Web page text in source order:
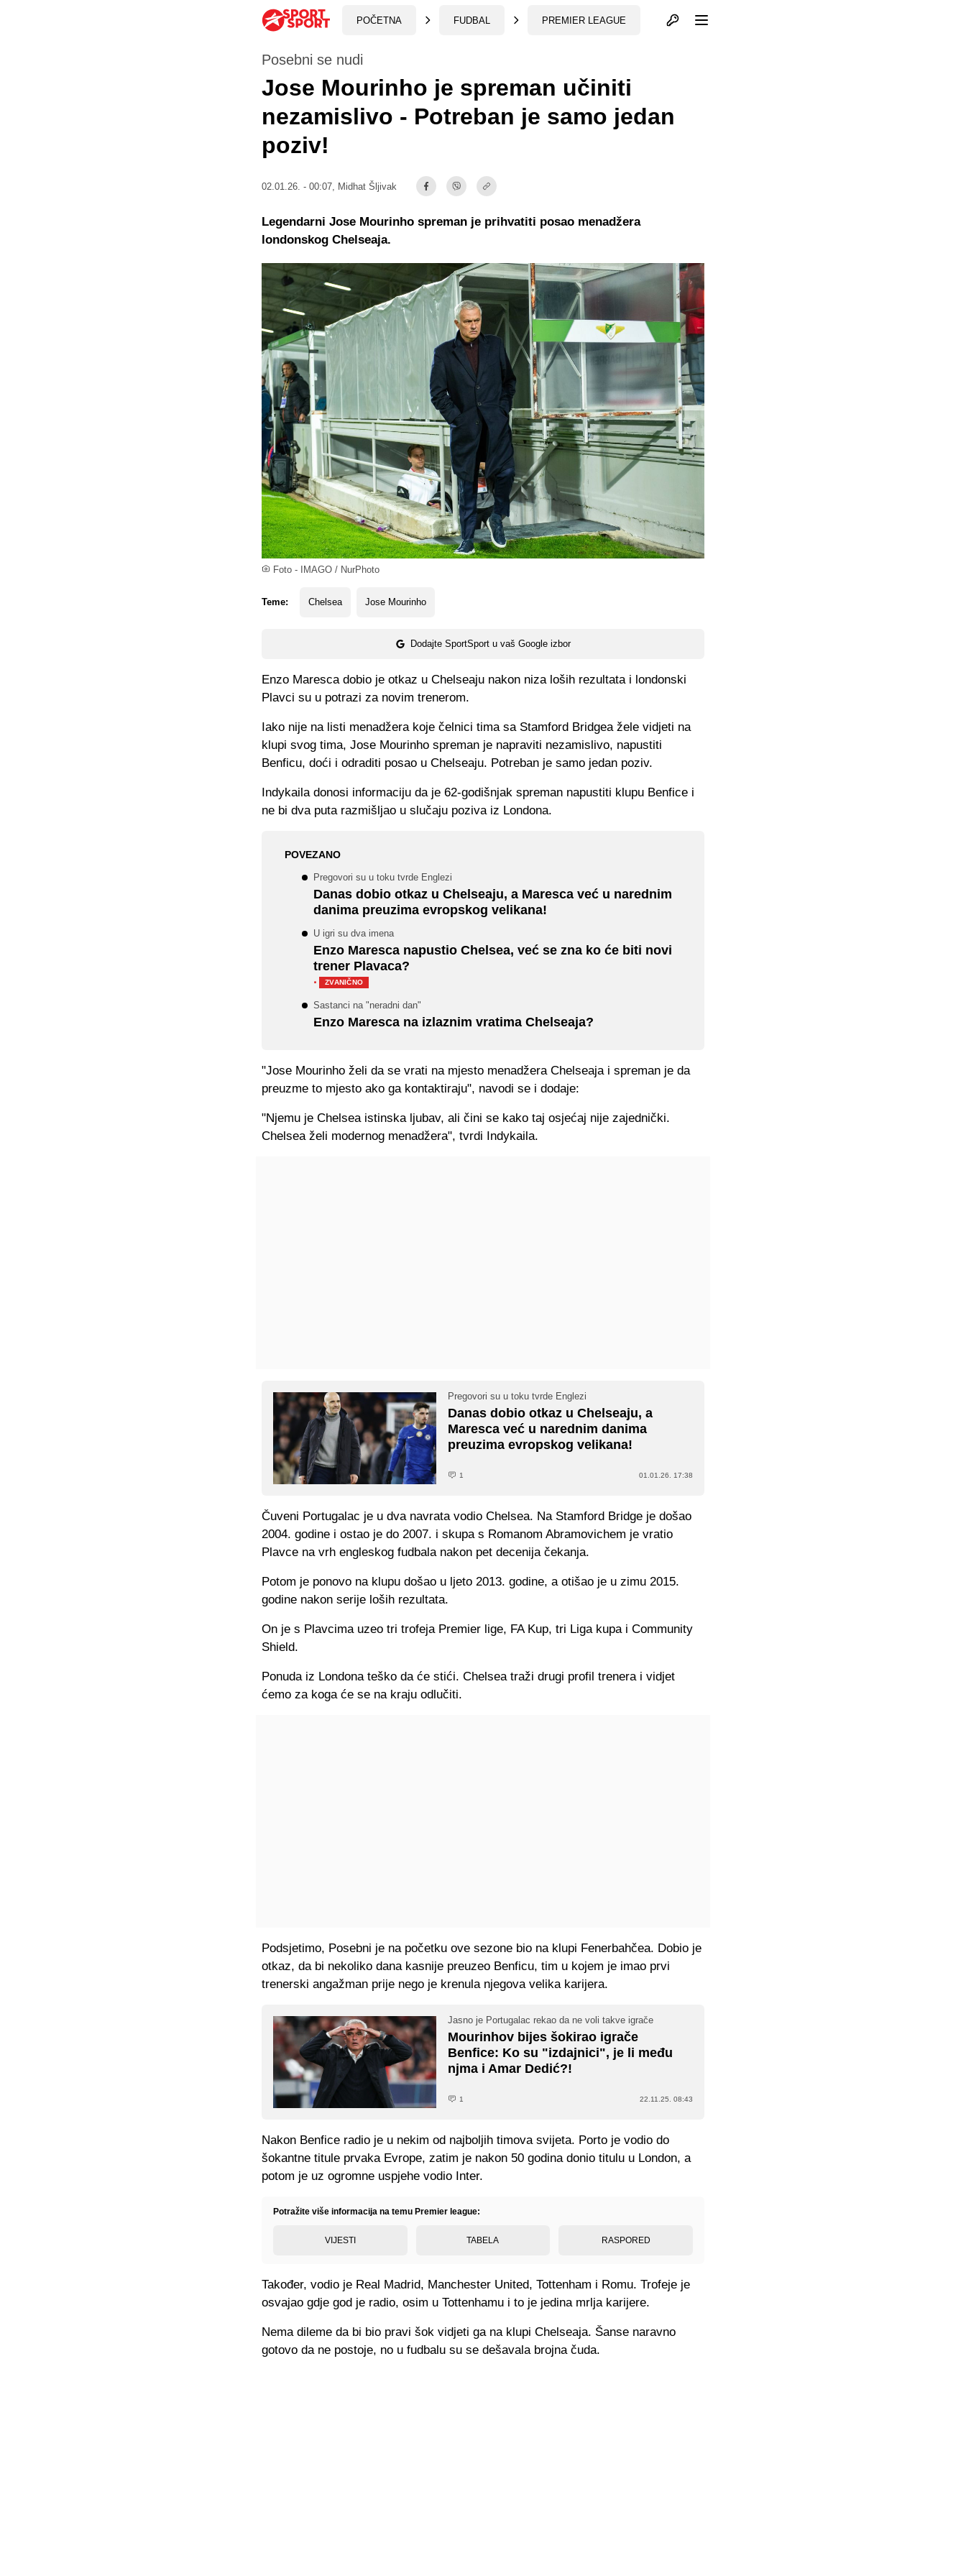
POČETNA FUDBAL PREMIER LEAGUE Otvori profil
Foto - IMAGO / NurPhoto
Posebni se nudi
Jose Mourinho je spreman učiniti
nezamislivo - Potreban je samo jedan
poziv!
02.01.26. - 00:07, Midhat Šljivak
Teme: Chelsea Jose Mourinho
Dodajte SportSport u vaš Google izbor
Legendarni Jose Mourinho spreman je prihvatiti posao menadžera
londonskog Chelseaja.
Enzo Maresca dobio je otkaz u Chelseaju nakon niza loših rezultata i londonski
Plavci su u potrazi za novim trenerom.
Iako nije na listi menadžera koje čelnici tima sa Stamford Bridgea žele vidjeti na
klupi svog tima, Jose Mourinho spreman je napraviti nezamislivo, napustiti
Benficu, doći i odraditi posao u Chelseaju. Potreban je samo jedan poziv.
Indykaila donosi informaciju da je 62-godišnjak spreman napustiti klupu Benfice i
ne bi dva puta razmišljao u slučaju poziva iz Londona.
POVEZANO
Pregovori su u toku tvrde Englezi
Danas dobio otkaz u Chelseaju, a Maresca već u narednim
danima preuzima evropskog velikana!
U igri su dva imena
Enzo Maresca napustio Chelsea, već se zna ko će biti novi
trener Plavaca?
·
ZVANIČNO
Sastanci na "neradni dan"
Enzo Maresca na izlaznim vratima Chelseaja?
"Jose Mourinho želi da se vrati na mjesto menadžera Chelseaja i spreman je da
preuzme to mjesto ako ga kontaktiraju", navodi se i dodaje:
"Njemu je Chelsea istinska ljubav, ali čini se kako taj osjećaj nije zajednički.
Chelsea želi modernog menadžera", tvrdi Indykaila.
Pregovori su u toku tvrde Englezi
Danas dobio otkaz u Chelseaju, a
Maresca već u narednim danima
preuzima evropskog velikana!
1 01.01.26. 17:38
Čuveni Portugalac je u dva navrata vodio Chelsea. Na Stamford Bridge je došao
2004. godine i ostao je do 2007. i skupa s Romanom Abramovichem je vratio
Plavce na vrh engleskog fudbala nakon pet decenija čekanja.
Potom je ponovo na klupu došao u ljeto 2013. godine, a otišao je u zimu 2015.
godine nakon serije loših rezultata.
On je s Plavcima uzeo tri trofeja Premier lige, FA Kup, tri Liga kupa i Community
Shield.
Ponuda iz Londona teško da će stići. Chelsea traži drugi profil trenera i vidjet
ćemo za koga će se na kraju odlučiti.
Podsjetimo, Posebni je na početku ove sezone bio na klupi Fenerbahčea. Dobio je
otkaz, da bi nekoliko dana kasnije preuzeo Benficu, tim u kojem je imao prvi
trenerski angažman prije nego je krenula njegova velika karijera.
Jasno je Portugalac rekao da ne voli takve igrače
Mourinhov bijes šokirao igrače
Benfice: Ko su "izdajnici", je li među
njma i Amar Dedić?!
1 22.11.25. 08:43
Nakon Benfice radio je u nekim od najboljih timova svijeta. Porto je vodio do
šokantne titule prvaka Evrope, zatim je nakon 50 godina donio titulu u London, a
potom je uz ogromne uspjehe vodio Inter.
Potražite više informacija na temu Premier league:
VIJESTI TABELA RASPORED
Također, vodio je Real Madrid, Manchester United, Tottenham i Romu. Trofeje je
osvajao gdje god je radio, osim u Tottenhamu i to je jedina mrlja karijere.
Nema dileme da bi bio pravi šok vidjeti ga na klupi Chelseaja. Šanse naravno
gotovo da ne postoje, no u fudbalu su se dešavala brojna čuda.